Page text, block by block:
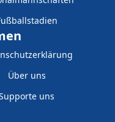
Über uns
uns